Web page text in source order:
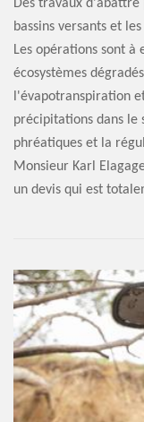
Des travaux
bassins versants et
Les opérations sont
écosystèmes
l'évapotranspiration
précipitations dans le
phréatiques et la
Monsieur Karl
un devis qui est